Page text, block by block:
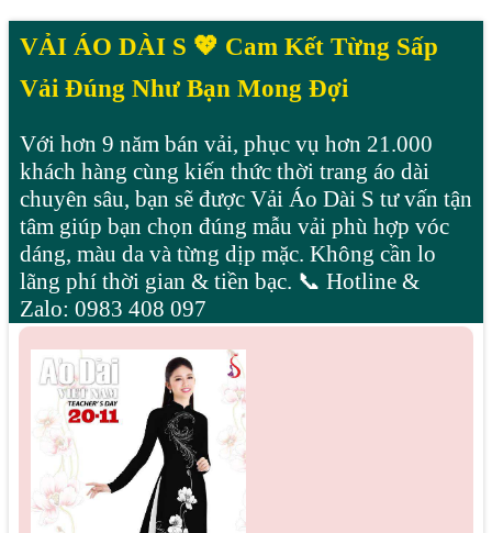
VẢI ÁO DÀI S 💖 Cam Kết Từng Sấp
Vải Đúng Như Bạn Mong Đợi
Với hơn 9 năm bán vải, phục vụ hơn 21.000
khách hàng cùng kiến thức thời trang áo dài
chuyên sâu, bạn sẽ được Vải Áo Dài S tư vấn tận
tâm giúp bạn chọn đúng mẫu vải phù hợp vóc
dáng, màu da và từng dịp mặc. Không cần lo
lãng phí thời gian & tiền bạc. 📞 Hotline &
Zalo: 0983 408 097
Mẫu bạn thích